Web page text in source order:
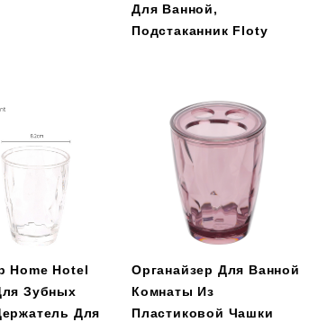
Для Ванной,
Подстаканник Floty
Home Hotel
Зубных
Для
Органайзер Для Ванной
Комнаты Из
Пластиковой Чашки